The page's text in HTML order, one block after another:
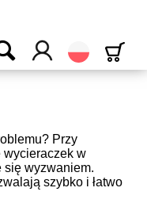
Polski
Przy
wycieraczek w
się wyzwaniem.
szybko i łatwo